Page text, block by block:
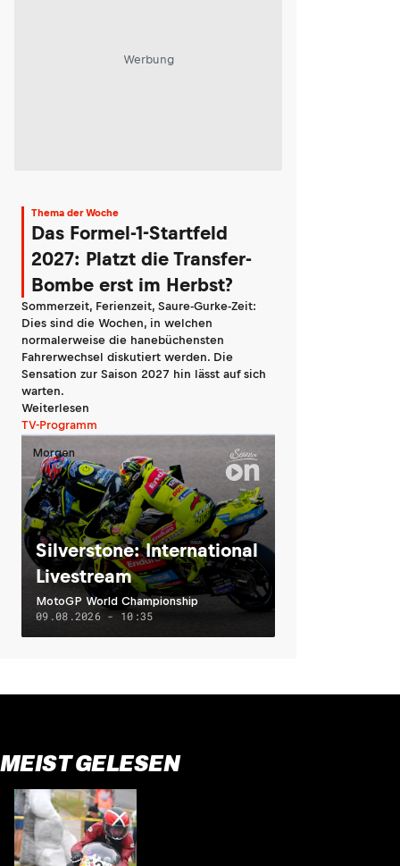
Werbung
Thema der Woche
Das Formel-1-Startfeld
2027: Platzt die Transfer-
Bombe erst im Herbst?
Sommerzeit, Ferienzeit, Saure-Gurke-Zeit:
Dies sind die Wochen, in welchen
normalerweise die hanebüchensten
Fahrerwechsel diskutiert werden. Die
Sensation zur Saison 2027 hin lässt auf sich
warten.
Weiterlesen
TV-Programm
Morgen
Silverstone: International
Livestream
MotoGP World Championship
09.08.2026 - 10:35
MEIST GELESEN